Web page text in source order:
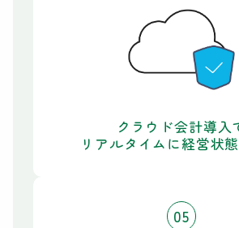
クラウド会計導入
リアルタイムに経営状
05